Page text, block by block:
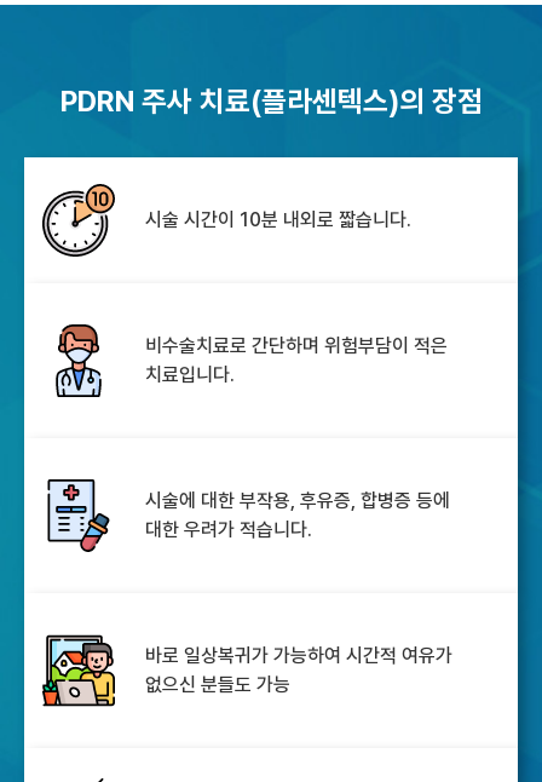
PDRN 주사 치료(플라센텍스)의 장점
시술 시간이 10분 내외로 짧습니다.
비수술치료로 간단하며 위험부담이 적은
치료입니다.
시술에 대한 부작용, 후유증, 합병증 등에
대한 우려가 적습니다.
바로 일상복귀가 가능하여 시간적 여유가
없으신 분들도 가능